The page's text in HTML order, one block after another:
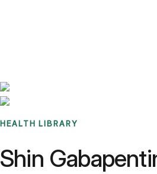
HEALTH LIBRARY
Shin